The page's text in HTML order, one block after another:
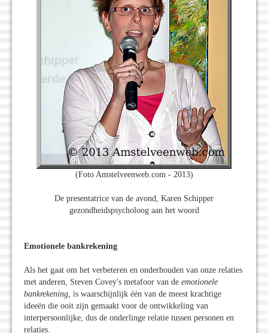
(Foto Amstelveenweb.com - 2013)
De presentatrice van de avond, Karen Schipper
gezondheidspsycholoog aan het woord
Emotionele bankrekening
Als het gaat om het verbeteren en onderhouden van onze relaties
met anderen, Steven Covey's metafoor van de emotionele
bankrekening, is waarschijnlijk één van de meest krachtige
ideeën die ooit zijn gemaakt voor de ontwikkeling van
interpersoonlijke, dus de onderlinge relatie tussen personen en
relaties.